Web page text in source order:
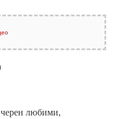
черен любими,